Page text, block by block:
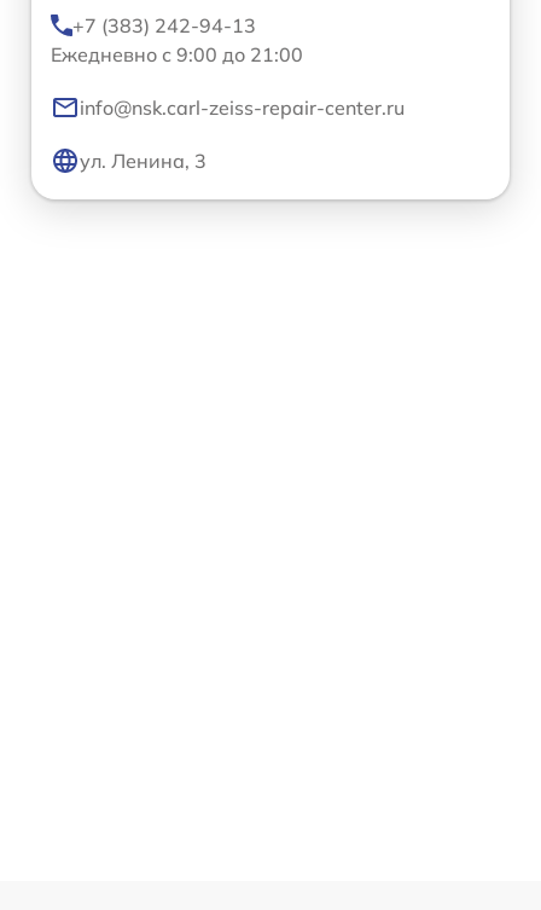
+7 (383) 242-94-13
Ежедневно с 9:00 до 21:00
info@nsk.carl-zeiss-repair-center.ru
ул. Ленина, 3